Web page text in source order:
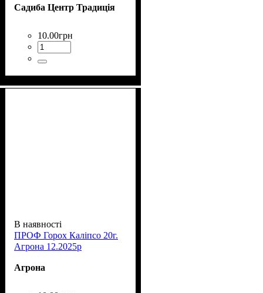
Садиба Центр Традиція
10.00грн
В наявності
ПРОФ Горох Каліпсо 20г.
Агрона 12.2025р
Агрона